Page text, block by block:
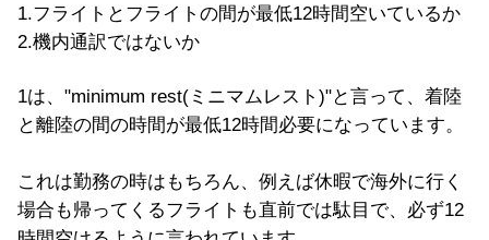
1.フライトとフライトの間が最低12時間空いているか
2.機内通訳ではないか
1は、"minimum rest(ミニマムレスト)"と言って、着陸
と離陸の間の時間が最低12時間必要になっています。
これは勤務の時はもちろん、例えば休暇で海外に行く
場合も帰ってくるフライトも直前では駄目で、必ず12